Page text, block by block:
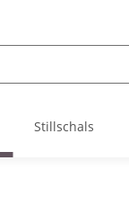
Stillschals